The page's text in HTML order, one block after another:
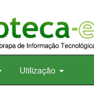
Utilização